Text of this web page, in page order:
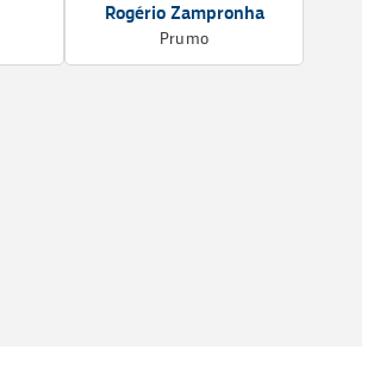
Rogério Zampronha
Prumo